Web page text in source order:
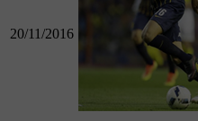
20/11/2016